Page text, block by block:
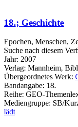
18.; Geschichte
Epochen, Menschen,
Suche nach diesem
Jahr: 2007
Verlag: Mannheim,
Übergeordnetes Werk:
Bandangabe: 18.
Reihe: GEO-
Mediengruppe: SB/
lädt